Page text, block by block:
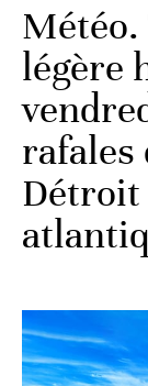
légère
rafales
Détroit